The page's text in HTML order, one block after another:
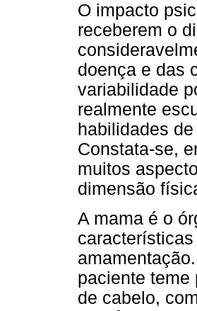
O impacto
receberem o
doença e das
variabilidade
realmente
habilidades
Constata-se,
muitos
dimensão
A mama é o
paciente teme
de cabelo,